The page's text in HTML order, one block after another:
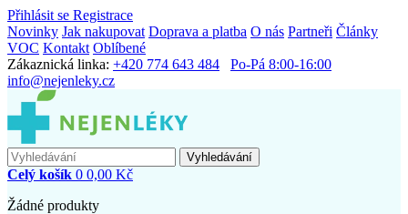
Přihlásit se Registrace
Novinky Jak nakupovat Doprava a platba O nás Partneři Články
VOC Kontakt Oblíbené
Zákaznická linka: +420 774 643 484
Po-Pá 8:00-16:00
info@nejenleky.cz
Vyhledávání
Celý košík 0 0,00 Kč
Žádné produkty